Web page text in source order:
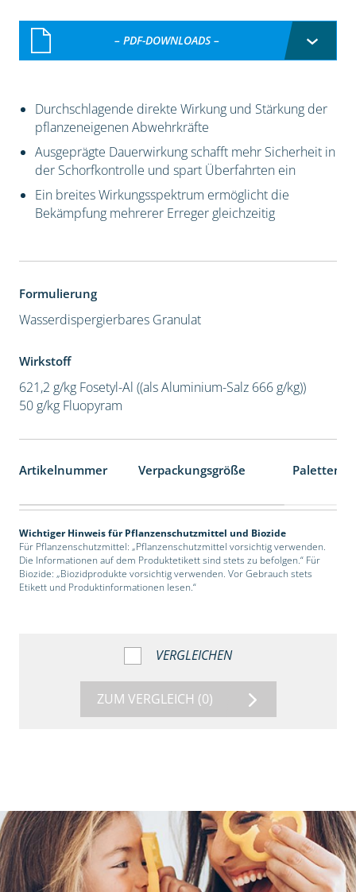
– PDF-DOWNLOADS –
Durchschlagende direkte Wirkung und Stärkung der
pflanzeneigenen Abwehrkräfte
Ausgeprägte Dauerwirkung schafft mehr Sicherheit in
der Schorfkontrolle und spart Überfahrten ein
Ein breites Wirkungsspektrum ermöglicht die
Bekämpfung mehrerer Erreger gleichzeitig
Formulierung
Wasserdispergierbares Granulat
Wirkstoff
621,2 g/kg Fosetyl-Al ((als Aluminium-Salz 666 g/kg))
50 g/kg Fluopyram
Artikelnummer Verpackungsgröße
Wichtiger Hinweis für Pflanzenschutzmittel und Biozide
Für Pflanzenschutzmittel: „Pflanzenschutzmittel vorsichtig verwenden.
Die Informationen auf dem Produktetikett sind stets zu befolgen.“ Für
Biozide: „Biozidprodukte vorsichtig verwenden. Vor Gebrauch stets
Etikett und Produktinformationen lesen.“
VERGLEICHEN
ZUM VERGLEICH (0)